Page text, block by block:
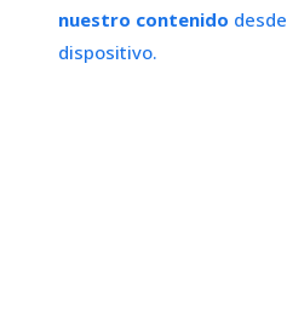
nuestro contenido
dispositivo.